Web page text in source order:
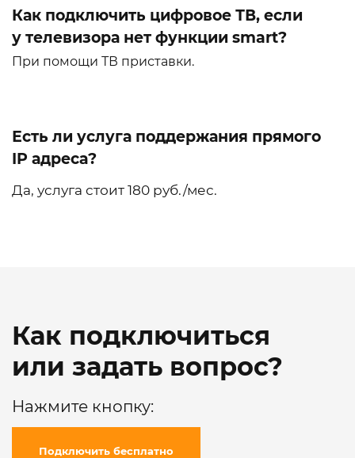
При помощи ТВ приставки.
Как подключить цифровое ТВ, если
у телевизора нет функции smart?
Да, услуга стоит 180 руб./мес.
Есть ли услуга поддержания прямого
IP адреса?
Нажмите кнопку:
Подключить бесплатно
Как подключиться
или задать вопрос?